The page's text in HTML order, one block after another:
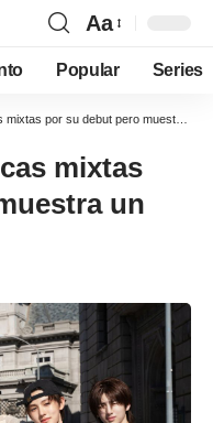
Aa
Popular Series
su debut pero muestra un futuro prometedor
mixtas
un